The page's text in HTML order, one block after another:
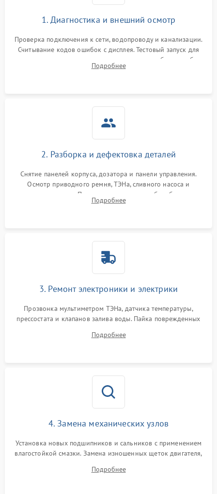
1. Диагностика и внешний осмотр
Проверка подключения к сети, водопроводу и канализации.
Считывание кодов ошибок с дисплея. Тестовый запуск для
выявления посторонних шумов, протечек или сбоев в работе
электронного модуля управления.
Подробнее
2. Разборка и дефектовка деталей
Снятие панелей корпуса, дозатора и панели управления.
Осмотр приводного ремня, ТЭНа, сливного насоса и
амортизаторов. Проверка подшипников барабана и
крестовины на износ, а манжеты люка на разрывы.
Подробнее
3. Ремонт электроники и электрики
Прозвонка мультиметром ТЭНа, датчика температуры,
прессостата и клапанов залива воды. Пайка поврежденных
Восстановление целостности проводки и контактов.
Подробнее
4. Замена механических узлов
Установка новых подшипников и сальников с применением
влагостойкой смазки. Замена изношенных щеток двигателя,
или поврежденной резиновой манжеты.
Подробнее